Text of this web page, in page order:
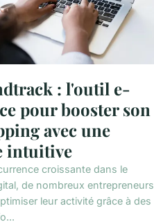
: l'outil e-
pour booster son
avec une
intuitive
croissante dans le
de nombreux entrepreneurs
leur activité grâce à des